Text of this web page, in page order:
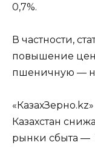
0,7%.
В частности,
повышение цен
пшеничную —
Казахстан
рынки сбыта —